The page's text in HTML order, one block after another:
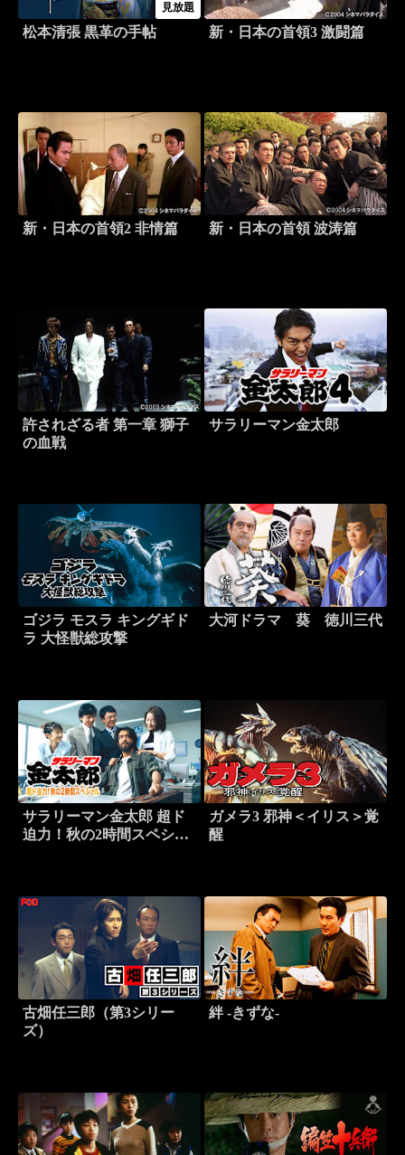
見放題
松本清張 黒革の手帖 新・日本の首領3 激闘篇
新・日本の首領2 非情篇 新・日本の首領 波涛篇
許されざる者 第一章 獅子
の血戦
サラリーマン金太郎
ゴジラ モスラ キングギド
ラ 大怪獣総攻撃
大河ドラマ 葵 徳川三代
サラリーマン金太郎 超ド
迫力！秋の2時間スペシャ
ガメラ3 邪神＜イリス＞覚
醒
古畑任三郎（第3シリー
ズ）
絆 -きずな-